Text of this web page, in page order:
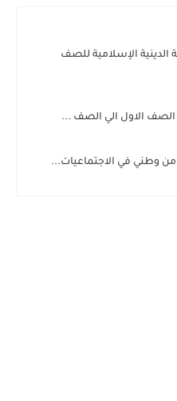
الدينية الإسلامية للصف
الصف الاول الي الصف ...
من وطني في الاجتماعيات...